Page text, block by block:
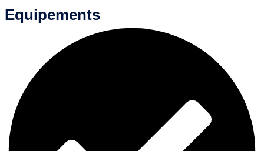
Equipements